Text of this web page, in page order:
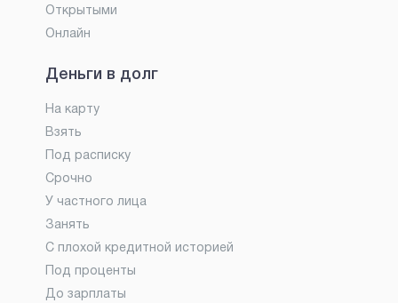
Открытыми
Онлайн
Деньги в долг
На карту
Взять
Под расписку
Срочно
У частного лица
Занять
С плохой кредитной историей
Под проценты
До зарплаты